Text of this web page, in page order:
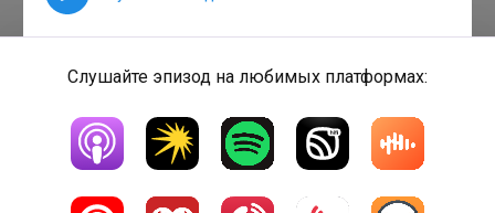
Слушайте эпизод на любимых платформах: